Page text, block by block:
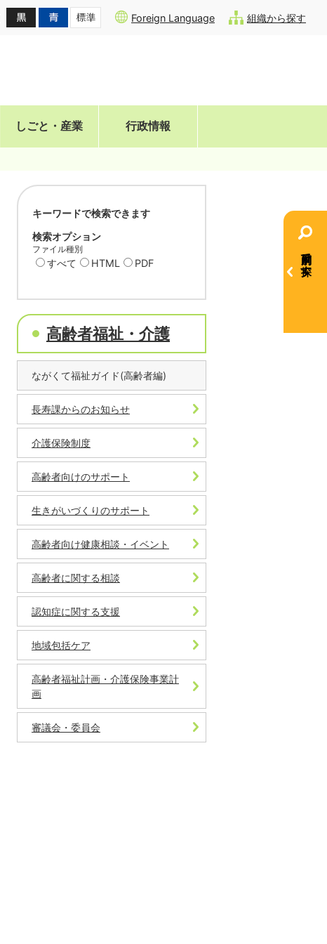
Foreign Language 組織から探す
しごと・産業 行政情報
目的別で探す
キーワードで検索できます
検索オプション
ファイル種別
すべて HTML PDF
高齢者福祉・介護
ながくて福祉ガイド(高齢者編)
長寿課からのお知らせ
介護保険制度
高齢者向けのサポート
生きがいづくりのサポート
高齢者向け健康相談・イベント
高齢者に関する相談
認知症に関する支援
地域包括ケア
高齢者福祉計画・介護保険事業計
画
審議会・委員会